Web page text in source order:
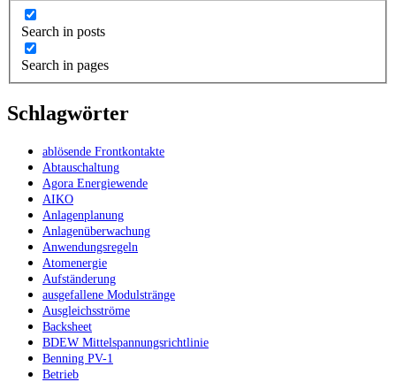
Search in posts
Search in pages
Schlagwörter
ablösende Frontkontakte
Abtauschaltung
Agora Energiewende
AIKO
Anlagenplanung
Anlagenüberwachung
Anwendungsregeln
Atomenergie
Aufständerung
ausgefallene Modulstränge
Ausgleichsströme
Backsheet
BDEW Mittelspannungsrichtlinie
Benning PV-1
Betrieb